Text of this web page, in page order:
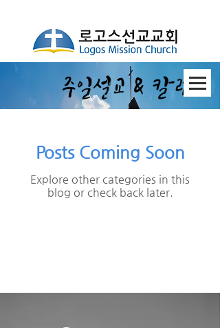
​주일설교 & 칼럼
Posts Coming Soon
Explore other categories in this
blog or check back later.